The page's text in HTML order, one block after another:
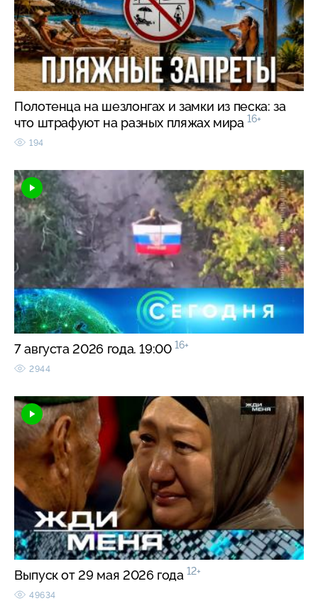
Полотенца на шезлонгах и замки из песка: за
что штрафуют на разных пляжах мира 16+
194
7 августа 2026 года. 19:00 16+
2944
Выпуск от 29 мая 2026 года 12+
49634